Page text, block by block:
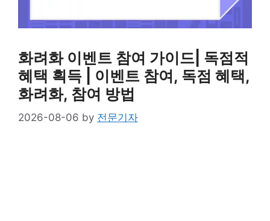
화려화 이벤트 참여 가이드| 독점적
혜택 획득 | 이벤트 참여, 독점 혜택,
화려화, 참여 방법
2026-08-06 by 전문기자